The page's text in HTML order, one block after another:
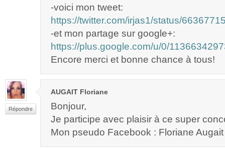
-voici mon tweet:
https://twitter.com/irjas1/status/
-et mon partage sur google+:
https://plus.google.com/u/0/
Encore merci et bonne chance à tous!
Répondre
AUGAIT Floriane
Bonjour,
Je participe avec plaisir à ce super
Mon pseudo Facebook : Floriane Augait